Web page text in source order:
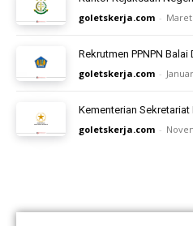
goletskerja.com - Maret
Rekrutmen PPNPN
goletskerja.com -
Kementerian
goletskerja.com -